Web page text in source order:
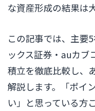
な資産形成の結果は
この記事では、主要
ックス証券・auカブ
積立を徹底比較し、
解説します。「ポイ
い」と思っている方